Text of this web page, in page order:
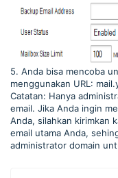
5. Anda bisa mencoba
menggunakan URL:
Catatan: Hanya
email. Jika Anda ingin
Anda, silahkan kirimkan
email utama Anda,
administrator